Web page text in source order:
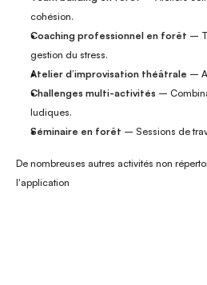
cohésion.
Coaching professionnel en forêt –
gestion du stress.
Atelier d’improvisation théâtrale –
Challenges multi-activités –
ludiques.
Séminaire en forêt – Sessions de
De nombreuses autres activités non
l'application